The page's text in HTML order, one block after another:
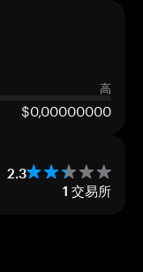
高
$0,00000000
2.3
1 交易所